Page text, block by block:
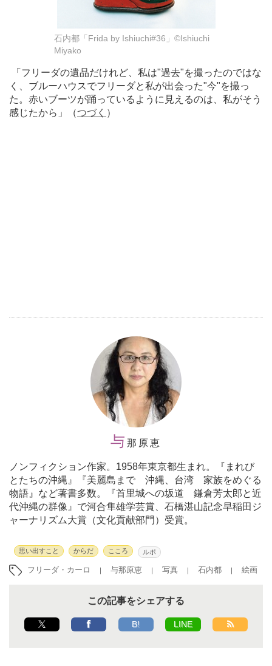
石内都「Frida by Ishiuchi#36」©Ishiuchi
Miyako
「フリーダの遺品だけれど、私は"過去"を撮ったのではな
く、ブルーハウスでフリーダと私が出会った"今"を撮っ
た。赤いブーツが踊っているように見えるのは、私がそう
感じたから」（つづく ）
与 那原恵
ノンフィクション作家。1958年東京都生まれ。『まれび
とたちの沖縄』『美麗島まで 沖縄、台湾 家族をめぐる
物語』など著書多数。『首里城への坂道 鎌倉芳太郎と近
代沖縄の群像』で河合隼雄学芸賞、石橋湛山記念早稲田ジ
ャーナリズム大賞（文化貢献部門）受賞。
思い出すこと からだ こころ ルポ
フリーダ・カーロ 与那原恵 写真 石内都 絵画
この記事をシェアする
B! LINE